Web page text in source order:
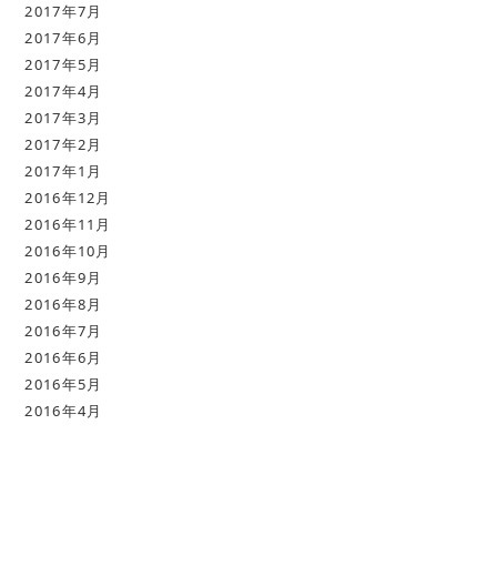
2017年7月
2017年6月
2017年5月
2017年4月
2017年3月
2017年2月
2017年1月
2016年12月
2016年11月
2016年10月
2016年9月
2016年8月
2016年7月
2016年6月
2016年5月
2016年4月